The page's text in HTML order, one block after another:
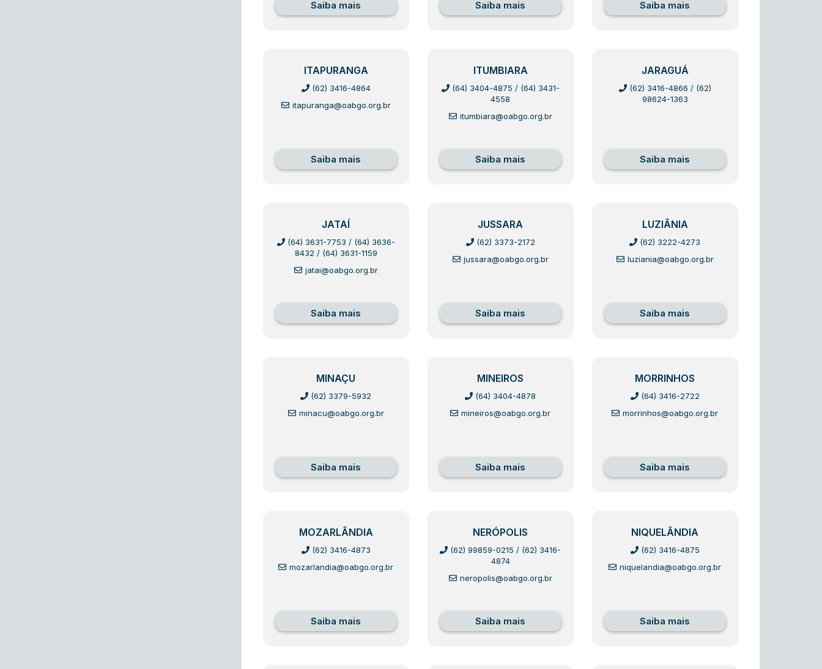
Saiba mais Saiba mais Saiba mais
ITAPURANGA
(62) 3416-4864
itapuranga@oabgo.org.br
Saiba mais
ITUMBIARA
(64) 3404-4875 / (64) 3431-
4558
itumbiara@oabgo.org.br
Saiba mais
JARAGUÁ
(62) 3416-4866 / (62)
98624-1363
Saiba mais
JATAÍ
(64) 3631-7753 / (64) 3636-
8432 / (64) 3631-1159
jatai@oabgo.org.br
Saiba mais
JUSSARA
(62) 3373-2172
jussara@oabgo.org.br
Saiba mais
LUZIÂNIA
(62) 3222-4273
luziania@oabgo.org.br
Saiba mais
MINAÇU
(62) 3379-5932
minacu@oabgo.org.br
Saiba mais
MINEIROS
(64) 3404-4878
mineiros@oabgo.org.br
Saiba mais
MORRINHOS
(64) 3416-2722
morrinhos@oabgo.org.br
Saiba mais
MOZARLÂNDIA
(62) 3416-4873
mozarlandia@oabgo.org.br
Saiba mais
NERÓPOLIS
(62) 99859-0215 / (62) 3416-
4874
neropolis@oabgo.org.br
Saiba mais
NIQUELÂNDIA
(62) 3416-4875
niquelandia@oabgo.org.br
Saiba mais